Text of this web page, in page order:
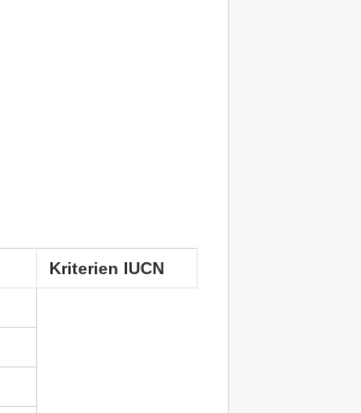
Kriterien IUCN